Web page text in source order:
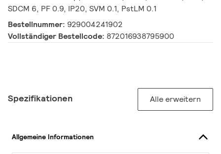
SDCM 6, PF 0.9, IP20, SVM 0.1, PstLM 0.1
Bestellnummer: 929004241902
Vollständiger Bestellcode: 872016938795900
Spezifikationen Alle erweitern
Allgemeine Informationen